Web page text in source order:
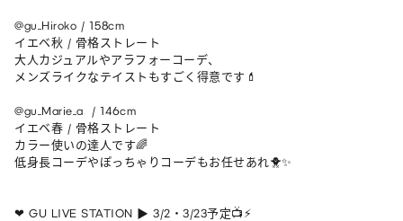
@gu_Hiroko / 158cm
イエベ秋 / 骨格ストレート
大人カジュアルやアラフォーコーデ、
メンズライクなテイストもすごく得意です💄
@gu_Marie_a  / 146cm
イエベ春 / 骨格ストレート
カラー使いの達人です🌈
低身長コーデやぽっちゃりコーデもお任せあれ🐥✨
❤︎ GU LIVE STATION ▶︎ 3/2・3/23予定📺⚡️